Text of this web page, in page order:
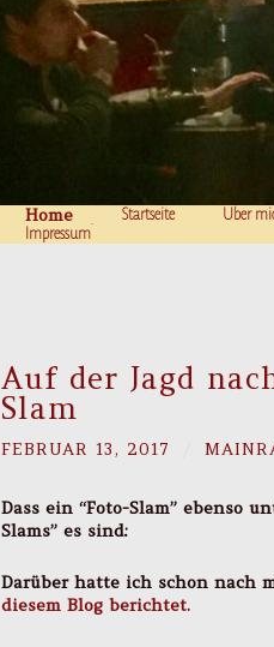
Home Startseite Über
Impressum
Auf der Jagd
Slam
FEBRUAR 13, 2017
Dass ein “Foto-Slam” ebenso
Slams” es sind:
Darüber hatte ich schon nach
diesem Blog berichtet.